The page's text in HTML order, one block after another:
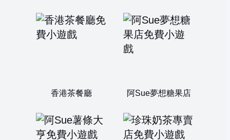
香港茶餐廳 阿Sue夢想糖果店